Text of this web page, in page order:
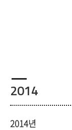
2014
2014년